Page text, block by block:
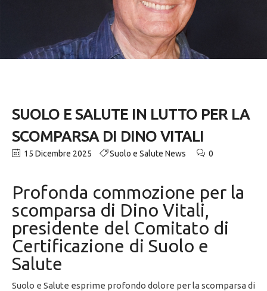
SUOLO E SALUTE IN LUTTO PER LA
SCOMPARSA DI DINO VITALI
15 Dicembre 2025 Suolo e Salute News 0
Profonda commozione per la
scomparsa di Dino Vitali,
presidente del Comitato di
Certificazione di Suolo e
Salute
Suolo e Salute esprime profondo dolore per la scomparsa di